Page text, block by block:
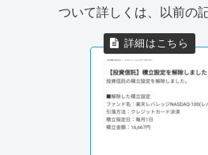
ついて詳しくは、以前の